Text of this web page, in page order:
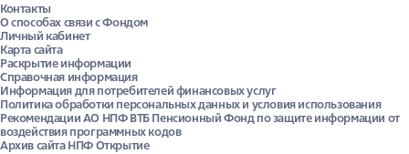
Контакты
О способах связи с Фондом
Личный кабинет
Карта сайта
Раскрытие информации
Справочная информация
Информация для потребителей финансовых услуг
Политика обработки персональных данных и условия использования
Рекомендации АО НПФ ВТБ Пенсионный Фонд по защите информации от
воздействия программных кодов
Архив сайта НПФ Открытие